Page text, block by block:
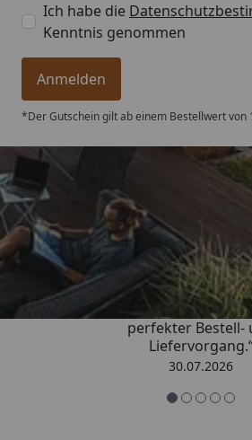
Ich habe die
Kenntnis genommen
Anmelden
*Der Gutschein gilt ab einem Bestellwert von
Trusted Shops
4,76/ 5
„Qualitativ sehr gute
perfekter Bestell-
30.07.2026